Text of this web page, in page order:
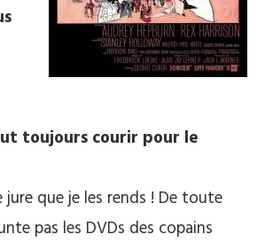
toujours courir pour le
jure que je les rends ! De toute
pas les DVDs des copains